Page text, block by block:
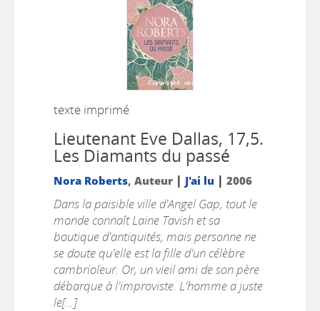
texte imprimé
Lieutenant Eve Dallas, 17,5.
Les Diamants du passé
Nora Roberts, Auteur | J'ai lu | 2006
Dans la paisible ville d'Angel Gap, tout le
monde connaît Laine Tavish et sa
boutique d'antiquités, mais personne ne
se doute qu'elle est la fille d'un célèbre
cambrioleur. Or, un vieil ami de son père
débarque à l'improviste. L'homme a juste
le[...]